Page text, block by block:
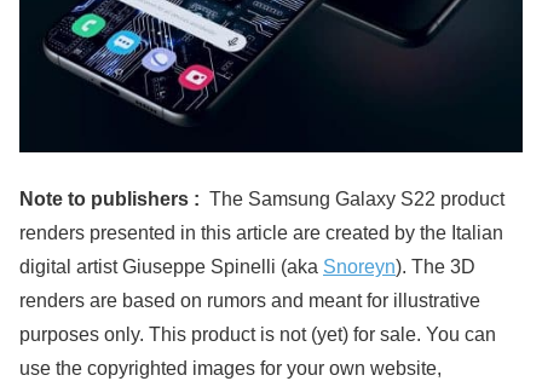
Note to publishers : The Samsung Galaxy S22 product
renders presented in this article are created by the Italian
digital artist Giuseppe Spinelli (aka Snoreyn). The 3D
renders are based on rumors and meant for illustrative
purposes only. This product is not (yet) for sale. You can
use the copyrighted images for your own website,